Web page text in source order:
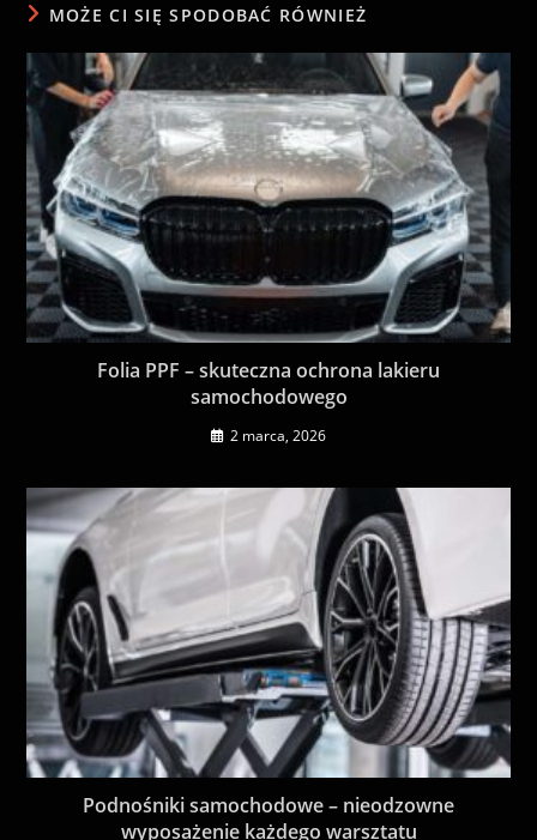
MOŻE CI SIĘ SPODOBAĆ RÓWNIEŻ
Folia PPF – skuteczna ochrona lakieru
samochodowego
2 marca, 2026
Podnośniki samochodowe – nieodzowne
wyposażenie każdego warsztatu